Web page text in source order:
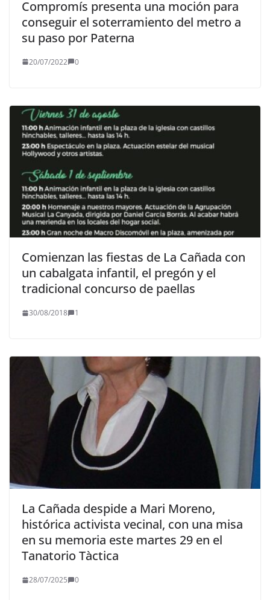
Compromís presenta una moción para
conseguir el soterramiento del metro a
su paso por Paterna
20/07/2022 0
Comienzan las fiestas de La Cañada con
un cabalgata infantil, el pregón y el
tradicional concurso de paellas
30/08/2018 1
La Cañada despide a Mari Moreno,
histórica activista vecinal, con una misa
en su memoria este martes 29 en el
Tanatorio Tàctica
28/07/2025 0